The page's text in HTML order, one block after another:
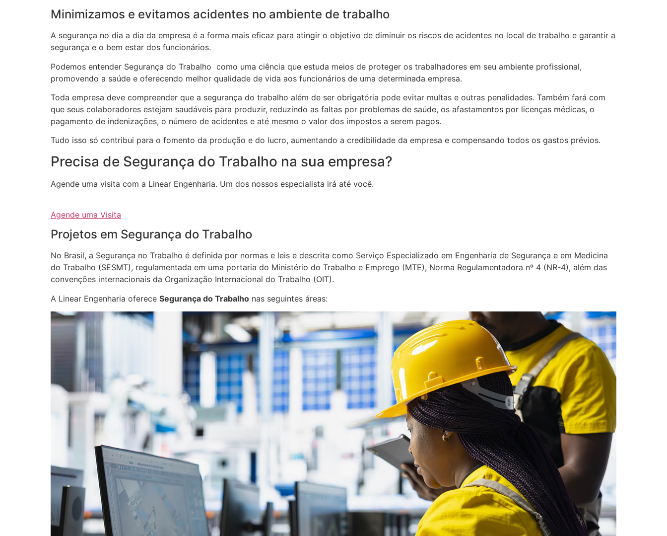
Minimizamos e evitamos acidentes no ambiente de trabalho
A segurança no dia a dia da empresa é a forma mais eficaz para atingir o objetivo de diminuir os riscos de acidentes no local de trabalho e garantir a
segurança e o bem estar dos funcionários.
Podemos entender Segurança do Trabalho como uma ciência que estuda meios de proteger os trabalhadores em seu ambiente profissional,
promovendo a saúde e oferecendo melhor qualidade de vida aos funcionários de uma determinada empresa.
Toda empresa deve compreender que a segurança do trabalho além de ser obrigatória pode evitar multas e outras penalidades. Também fará com
que seus colaboradores estejam saudáveis para produzir, reduzindo as faltas por problemas de saúde, os afastamentos por licenças médicas, o
pagamento de indenizações, o número de acidentes e até mesmo o valor dos impostos a serem pagos.
Tudo isso só contribui para o fomento da produção e do lucro, aumentando a credibilidade da empresa e compensando todos os gastos prévios.
Precisa de Segurança do Trabalho na sua empresa?
Agende uma visita com a Linear Engenharia. Um dos nossos especialista irá até você.
Agende uma Visita
Projetos em Segurança do Trabalho
No Brasil, a Segurança no Trabalho é definida por normas e leis e descrita como Serviço Especializado em Engenharia de Segurança e em Medicina
do Trabalho (SESMT), regulamentada em uma portaria do Ministério do Trabalho e Emprego (MTE), Norma Regulamentadora nº 4 (NR-4), além das
convenções internacionais da Organização Internacional do Trabalho (OIT).
A Linear Engenharia oferece Segurança do Trabalho nas seguintes áreas: